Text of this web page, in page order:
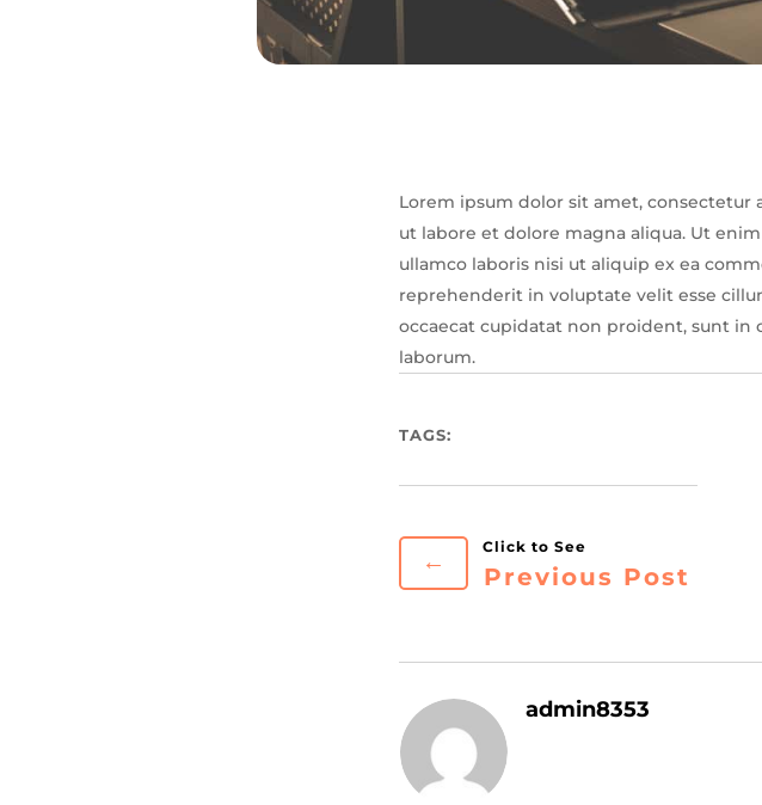
Lorem ipsum dolor sit amet,
ut labore et dolore magna aliqua. Ut
ullamco laboris nisi ut aliquip ex ea
reprehenderit in voluptate velit esse
occaecat cupidatat non proident, sunt
laborum.
TAGS:
←
Previous Post
admin8353